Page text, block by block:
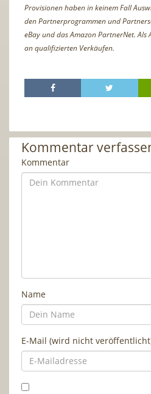
Provisionen haben in keinem Fall
den Partnerprogrammen und
eBay und das Amazon PartnerNet.
an qualifizierten Verkäufen.
Kommentar
Kommentar
Name
E-Mail (wird nicht